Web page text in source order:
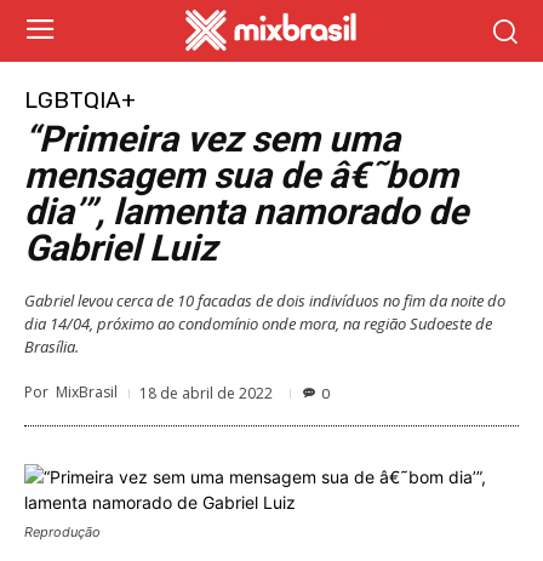
LGBTQIA+
“Primeira vez sem uma
mensagem sua de â€˜bom
dia’”, lamenta namorado de
Gabriel Luiz
Gabriel levou cerca de 10 facadas de dois indivíduos no fim da noite do
dia 14/04, próximo ao condomínio onde mora, na região Sudoeste de
Brasília.
Por MixBrasil 18 de abril de 2022 0
Reprodução